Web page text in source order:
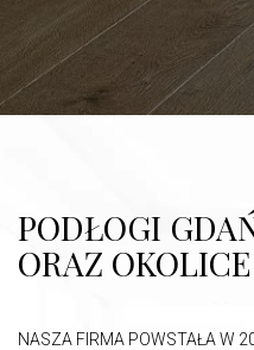
PODŁOGI
ORAZ OKOLICE
NASZA FIRMA POWSTAŁA W